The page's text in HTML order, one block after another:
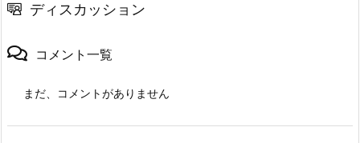
ディスカッション
コメント一覧
まだ、コメントがありません